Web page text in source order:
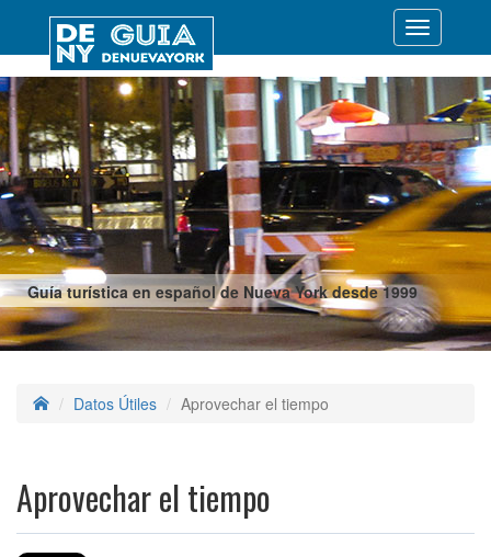
Guía turística en español de Nueva York desde 1999
Desplegar
Datos Útiles Aprovechar el tiempo
Aprovechar el tiempo